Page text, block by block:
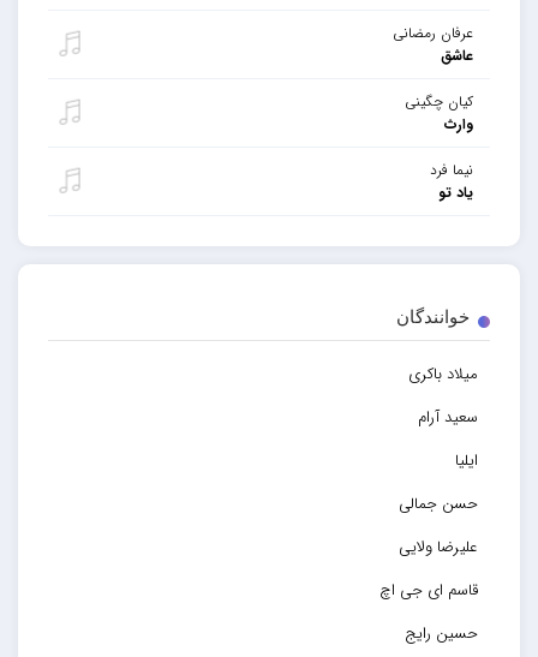
عرفان رمضانی
عاشق
کیان چگینی
وارث
نیما فرد
یاد تو
خوانندگان
میلاد باکری
سعید آرام
ایلیا
حسن جمالی
علیرضا ولایی
قاسم ای جی اچ
حسین رایج